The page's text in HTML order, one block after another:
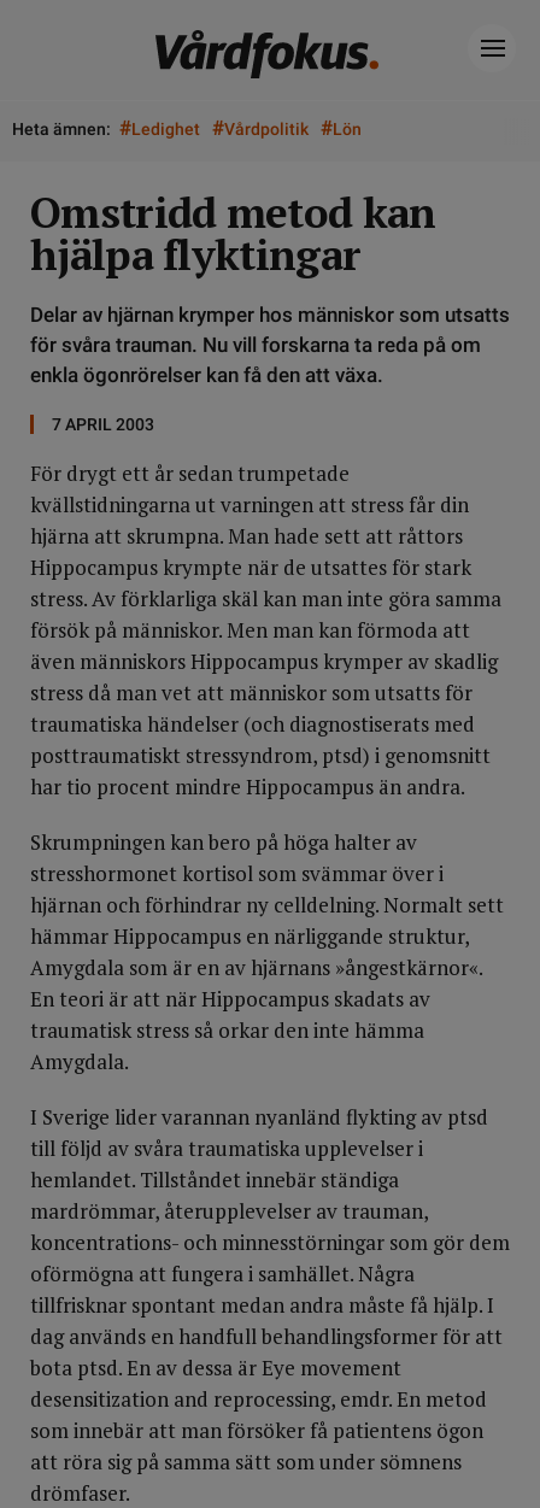
Heta ämnen: #Ledighet #Vårdpolitik #Lön
Omstridd metod kan
hjälpa flyktingar
Delar av hjärnan krymper hos människor som utsatts
för svåra trauman. Nu vill forskarna ta reda på om
enkla ögonrörelser kan få den att växa.
7 APRIL 2003
För drygt ett år sedan trumpetade
kvällstidningarna ut varningen att stress får din
hjärna att skrumpna. Man hade sett att råttors
Hippocampus krympte när de utsattes för stark
stress. Av förklarliga skäl kan man inte göra samma
försök på människor. Men man kan förmoda att
även människors Hippocampus krymper av skadlig
stress då man vet att människor som utsatts för
traumatiska händelser (och diagnostiserats med
posttraumatiskt stressyndrom, ptsd) i genomsnitt
har tio procent mindre Hippocampus än andra.
Skrumpningen kan bero på höga halter av
stresshormonet kortisol som svämmar över i
hjärnan och förhindrar ny celldelning. Normalt sett
hämmar Hippocampus en närliggande struktur,
Amygdala som är en av hjärnans »ångestkärnor«.
En teori är att när Hippocampus skadats av
traumatisk stress så orkar den inte hämma
Amygdala.
I Sverige lider varannan nyanländ flykting av ptsd
till följd av svåra traumatiska upplevelser i
hemlandet. Tillståndet innebär ständiga
mardrömmar, återupplevelser av trauman,
koncentrations- och minnesstörningar som gör dem
oförmögna att fungera i samhället. Några
tillfrisknar spontant medan andra måste få hjälp. I
dag används en handfull behandlingsformer för att
bota ptsd. En av dessa är Eye movement
desensitization and reprocessing, emdr. En metod
som innebär att man försöker få patientens ögon
att röra sig på samma sätt som under sömnens
drömfaser.